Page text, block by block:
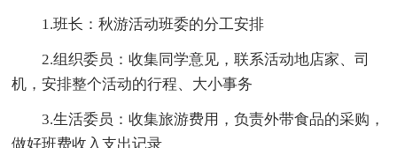
1.班长：秋游活动班委的分工安排
2.组织委员：收集同学意见，联系活动地店家、司
机，安排整个活动的行程、大小事务
3.生活委员：收集旅游费用，负责外带食品的采购，
做好班费收入支出记录